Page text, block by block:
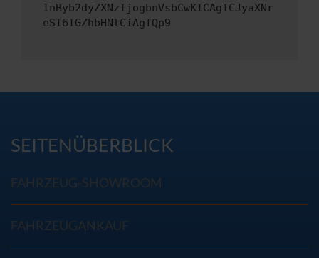
InByb2dyZXNzIjogbnVsbCwKICAgICJyaXNr
eSI6IGZhbHNlCiAgfQp9
SEITENÜBERBLICK
FAHRZEUG-SHOWROOM
FAHRZEUGANKAUF